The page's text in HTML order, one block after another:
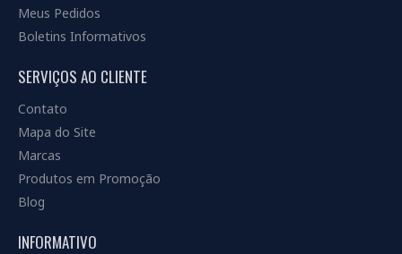
Meus Pedidos
Boletins Informativos
SERVIÇOS AO CLIENTE
Contato
Mapa do Site
Marcas
Produtos em Promoção
Blog
INFORMATIVO